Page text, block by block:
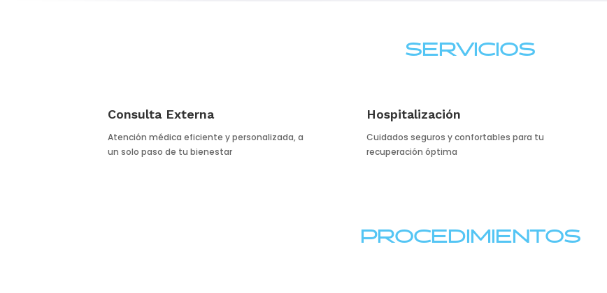
SERVICIOS
Consulta Externa
Atención médica eficiente y personalizada, a
un solo paso de tu bienestar
Hospitalización
Cuidados seguros y confortables para tu
recuperación óptima
PROCEDIMIENTOS